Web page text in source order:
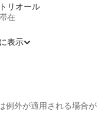
リオール
在
表示
例外が適用される場合が